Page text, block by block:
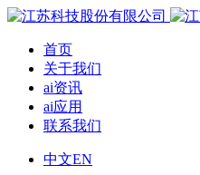
首页
关于我们
ai资讯
ai应用
联系我们
中文EN